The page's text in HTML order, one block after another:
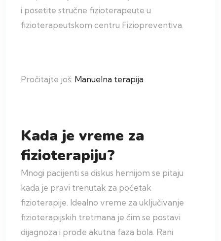
i posetite stručne fizioterapeute u
fizioterapeutskom centru Fiziopreventiva.
Pročitajte još: Manuelna terapija
Kada je vreme za
fizioterapiju?
Mnogi pacijenti sa diskus hernijom se pitaju
kada je pravi trenutak za početak
fizioterapije. Idealno vreme za uključivanje
fizioterapijskih tretmana je čim se postavi
dijagnoza i prođe akutna faza bola. Rani